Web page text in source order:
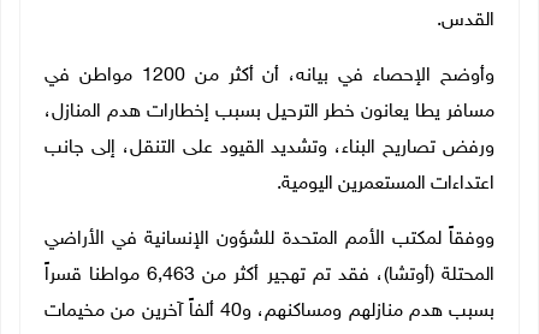
القدس.
وأوضح الإحصاء في بيانه، أن أكثر من 1200 مواطن في
مسافر يطا يعانون خطر الترحيل بسبب إخطارات هدم المنازل،
ورفض تصاريح البناء، وتشديد القيود على التنقل، إلى جانب
اعتداءات المستعمرين اليومية.
ووفقاً لمكتب الأمم المتحدة للشؤون الإنسانية في الأراضي
المحتلة (أوتشا)، فقد تم تهجير أكثر من 6,463 مواطنا قسراً
بسبب هدم منازلهم ومساكنهم، و40 ألفاً آخرين من مخيمات